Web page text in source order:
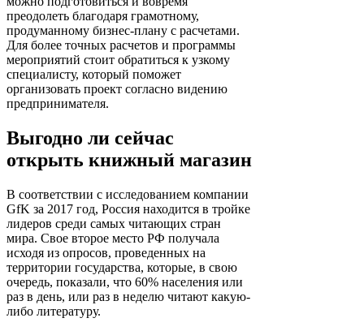
преодолеть благодаря грамотному,
продуманному бизнес-плану с расчетами.
Для более точных расчетов и программы
мероприятий стоит обратиться к узкому
специалисту, который поможет
организовать проект согласно видению
предпринимателя.
Выгодно ли сейчас
открыть книжный магазин
В соответствии с исследованием компании
GfK за 2017 год, Россия находится в тройке
лидеров среди самых читающих стран
мира. Свое второе место РФ получала
исходя из опросов, проведенных на
территории государства, которые, в свою
очередь, показали, что 60% населения или
раз в день, или раз в неделю читают какую-
либо литературу.